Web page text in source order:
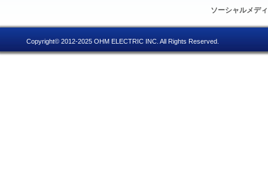
ソーシャルメデ
Copyright© 2012-2025 OHM ELECTRIC INC. All Rights Reserved.